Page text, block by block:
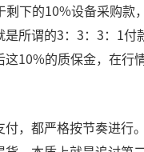
下的10%设备采购款
是所谓的3：3：3：1付
这10%的质保金，在行
付，都严格按节奏进行